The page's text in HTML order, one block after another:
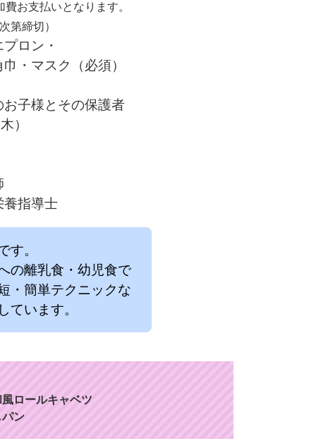
お支払いとなります。
第締切）
ロン・
・マスク（必須）
子様とその保護者
）
養指導士
す。
の離乳食・幼児食で
・簡単テクニックな
ています。
ロールキャベツ
ン